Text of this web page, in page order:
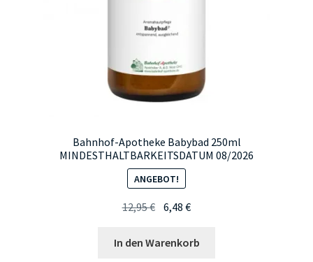
Bahnhof-Apotheke Babybad 250ml
MINDESTHALTBARKEITSDATUM 08/2026
ANGEBOT!
12,95€ Ursprünglicher
war:
6,48€Aktueller
ist:
In den Warenkorb